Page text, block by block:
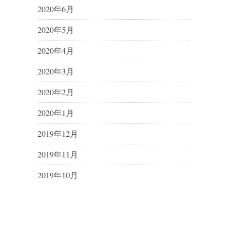
2020年6月
2020年5月
2020年4月
2020年3月
2020年2月
2020年1月
2019年12月
2019年11月
2019年10月